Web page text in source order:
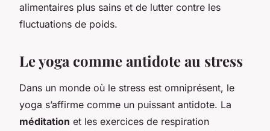
alimentaires plus sains et de lutter contre les
fluctuations de poids.
Le yoga comme antidote au stress
Dans un monde où le stress est omniprésent, le
yoga s’affirme comme un puissant antidote. La
méditation et les exercices de respiration